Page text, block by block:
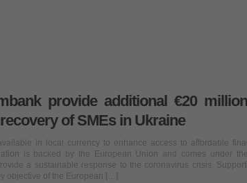
provide additional €20
of SMEs in Ukraine
in local currency to enhance access to affordable
is backed by the European Union and comes under
a sustainable response to the coronavirus crisis.
objective of the European […]